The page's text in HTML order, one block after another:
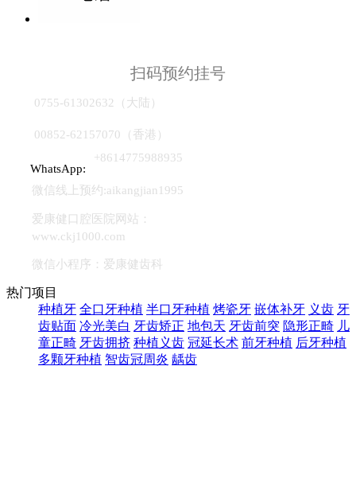
扫码预约挂号
0755-61302632（大陆）
00852-62157070（香港）
WhatsApp:
+8614775988935
微信线上预约:aikangjian1995
爱康健口腔医院网站：
www.ckj1000.com
微信小程序：爱康健齿科
热门项目
种植牙 全口牙种植 半口牙种植 烤瓷牙 嵌体补牙 义齿 牙
齿贴面 冷光美白 牙齿矫正 地包天 牙齿前突 隐形正畸 儿
童正畸 牙齿拥挤 种植义齿 冠延长术 前牙种植 后牙种植
多颗牙种植 智齿冠周炎 龋齿